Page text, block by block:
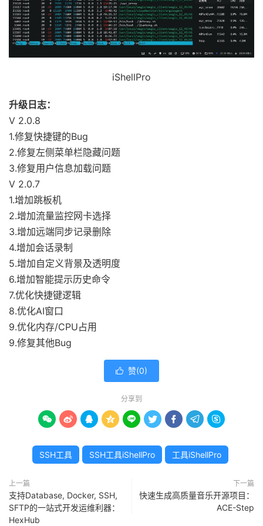
iShellPro
升级日志：
V 2.0.8
1.修复快捷键的Bug
2.修复左侧菜单栏隐藏问题
3.修复用户信息加载问题
V 2.0.7
1.增加跳板机
2.增加流量监控网卡选择
3.增加远端同步记录删除
4.增加会话录制
5.增加自定义背景及透明度
6.增加智能提示历史命令
7.优化快捷键逻辑
8.优化AI窗口
9.优化内存/CPU占用
9.修复其他Bug
 赞(0)
分享到
        
SSH工具 SSH工具iShellPro 工具iShellPro
上一篇
支持Database, Docker, SSH,
SFTP的一站式开发运维利器：
HexHub
下一篇
快速生成高质量音乐开源项目：
ACE-Step